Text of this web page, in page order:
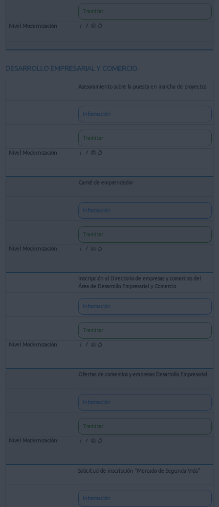
Tramitar
DESARROLLO EMPRESARIAL Y COMERCIO
Asesoramiento sobre la puesta en marcha de proyectos
Información
Tramitar
Carné de emprendedor
Información
Tramitar
Inscripción al Directorio de empresas y comercios del
Área de Desarrollo Empresarial y Comercio
Información
Tramitar
Ofertas de comercios y empresas Desarrollo Empresarial
Información
Tramitar
Solicitud de inscripción "Mercado de Segunda Vida"
Información